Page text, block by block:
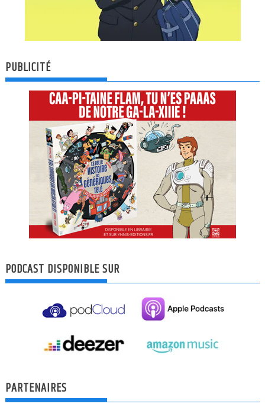
PUBLICITÉ
PODCAST DISPONIBLE SUR
PARTENAIRES